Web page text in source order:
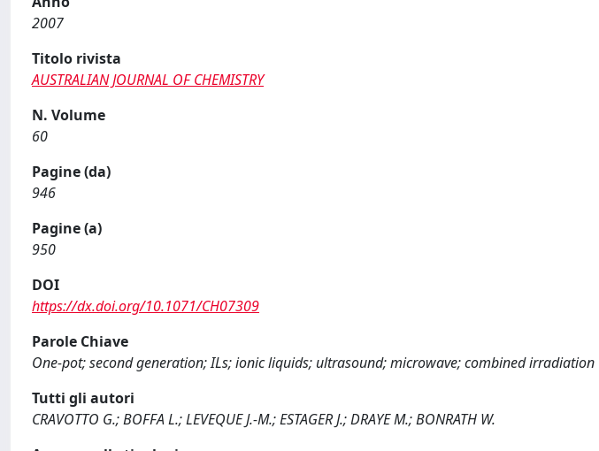
2007
Titolo rivista
AUSTRALIAN JOURNAL OF CHEMISTRY
N. Volume
60
Pagine (da)
946
Pagine (a)
950
DOI
https://dx.doi.org/10.1071/CH07309
Parole Chiave
One-pot; second generation; ILs; ionic liquids; ultrasound; microwave; combined irradiation
Tutti gli autori
CRAVOTTO G.; BOFFA L.; LEVEQUE J.-M.; ESTAGER J.; DRAYE M.; BONRATH W.